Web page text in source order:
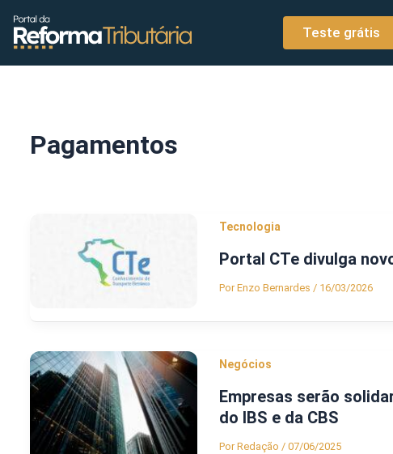
conteúdo
Teste grátis
Pagamentos
Tecnologia
Portal CTe divulga
PorEnzo Bernardes / 16/03/2026
Negócios
Empresas serão
do IBS e da CBS
PorRedação / 07/06/2025